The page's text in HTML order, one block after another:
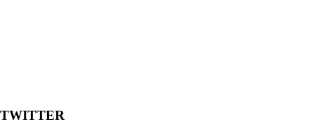
TWITTER